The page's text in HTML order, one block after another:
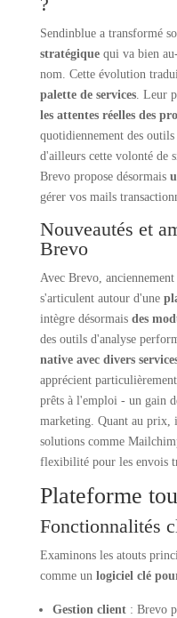
Sendinblue a transformé
stratégiquequi va bien
nom. Cette évolution
palette de services. Leur
les attentes réelles des
quotidiennement des
d'ailleurs cette volonté de
Brevo propose désormais
gérer vos mails
Nouveautés et
Brevo
Avec Brevo,
s'articulent autour d'une
intègre désormais des
des outils d'analyse
native avec divers
apprécient
prêts à l'emploi - un gain
marketing. Quant au prix,
solutions comme
flexibilité pour les envois
Plateforme
Fonctionnalités
Examinons les atouts
comme un logiciel clé
Gestion client: Brevo